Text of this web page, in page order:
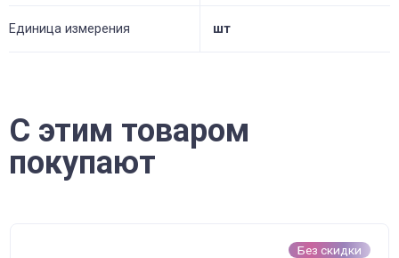
Единица измерения шт
С этим товаром
покупают
Без скидки